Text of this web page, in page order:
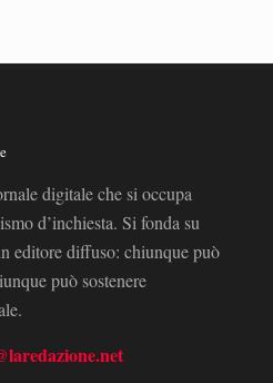
digitale che si occupa
d’inchiesta. Si fonda su
editore diffuso: chiunque può
può sostenere